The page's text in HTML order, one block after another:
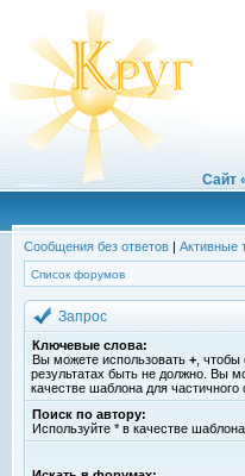
Сайт
Сообщения без ответов | Активные
Список форумов
Запрос
Ключевые слова:
Вы можете использовать + ,
результатах быть не должно. Вы
качестве шаблона для частичного
Поиск по автору:
Используйте * в качестве шаблона.